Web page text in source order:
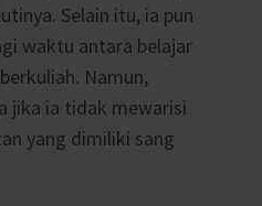
Selain itu, ia pun
waktu antara belajar
Namun,
jika ia tidak mewarisi
yang dimiliki sang